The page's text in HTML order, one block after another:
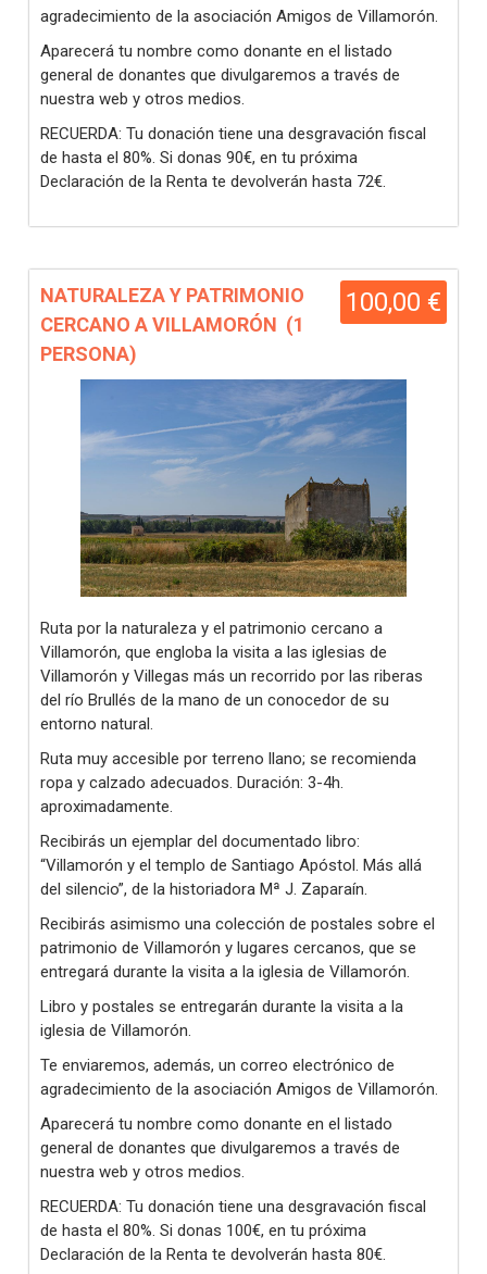
agradecimiento de la asociación Amigos de Villamorón.
Aparecerá tu nombre como donante en el listado
general de donantes que divulgaremos a través de
nuestra web y otros medios.
RECUERDA: Tu donación tiene una desgravación fiscal
de hasta el 80%. Si donas 90€, en tu próxima
Declaración de la Renta te devolverán hasta 72€.
100,00 €
NATURALEZA Y PATRIMONIO
CERCANO A VILLAMORÓN (1
PERSONA)
Ruta por la naturaleza y el patrimonio cercano a
Villamorón, que engloba la visita a las iglesias de
Villamorón y Villegas más un recorrido por las riberas
del río Brullés de la mano de un conocedor de su
entorno natural.
Ruta muy accesible por terreno llano; se recomienda
ropa y calzado adecuados. Duración: 3-4h.
aproximadamente.
Recibirás un ejemplar del documentado libro:
“Villamorón y el templo de Santiago Apóstol. Más allá
del silencio”, de la historiadora Mª J. Zaparaín.
Recibirás asimismo una colección de postales sobre el
patrimonio de Villamorón y lugares cercanos, que se
entregará durante la visita a la iglesia de Villamorón.
Libro y postales se entregarán durante la visita a la
iglesia de Villamorón.
Te enviaremos, además, un correo electrónico de
agradecimiento de la asociación Amigos de Villamorón.
Aparecerá tu nombre como donante en el listado
general de donantes que divulgaremos a través de
nuestra web y otros medios.
RECUERDA: Tu donación tiene una desgravación fiscal
de hasta el 80%. Si donas 100€, en tu próxima
Declaración de la Renta te devolverán hasta 80€.